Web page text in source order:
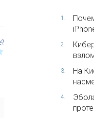
1.
2.
3.
На
4.